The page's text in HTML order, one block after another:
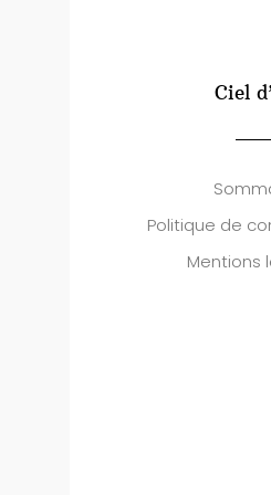
Ciel
Politique de
Mentions